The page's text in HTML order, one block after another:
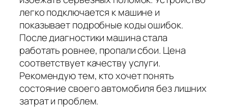
легко подключается к машине и
показывает подробные коды ошибок.
После диагностики машина стала
работать ровнее, пропали сбои. Цена
соответствует качеству услуги.
Рекомендую тем, кто хочет понять
состояние своего автомобиля без лишних
затрат и проблем.